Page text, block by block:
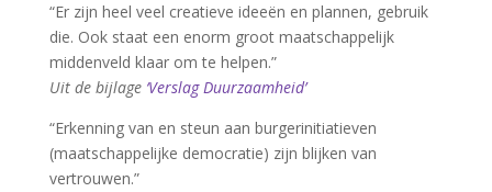
“Er zijn heel veel creatieve ideeën en plannen, gebruik
die. Ook staat een enorm groot maatschappelijk
middenveld klaar om te helpen.”
Uit de bijlage ‘Verslag Duurzaamheid’
“Erkenning van en steun aan burgerinitiatieven
(maatschappelijke democratie) zijn blijken van
vertrouwen.”